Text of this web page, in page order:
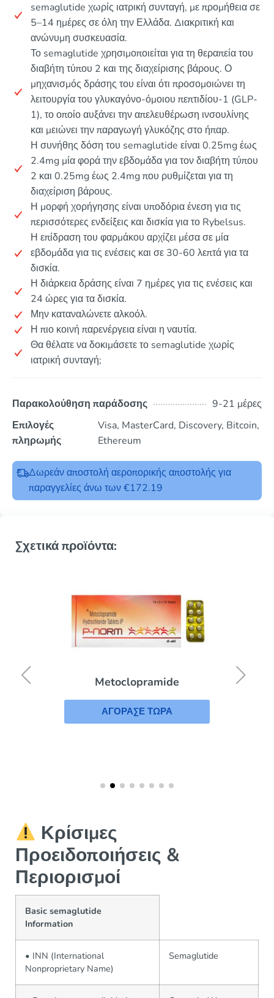
semaglutide χωρίς ιατρική συνταγή, με προμήθεια σε
5–14 ημέρες σε όλη την Ελλάδα. Διακριτική και
ανώνυμη συσκευασία.
Το semaglutide χρησιμοποιείται για τη θεραπεία του
διαβήτη τύπου 2 και της διαχείρισης βάρους. Ο
μηχανισμός δράσης του είναι ότι προσομοιώνει τη
λειτουργία του γλυκαγόνο-όμοιου πεπτιδίου-1 (GLP-
1), το οποίο αυξάνει την απελευθέρωση ινσουλίνης
και μειώνει την παραγωγή γλυκόζης στο ήπαρ.
Η συνήθης δόση του semaglutide είναι 0.25mg έως
2.4mg μία φορά την εβδομάδα για τον διαβήτη τύπου
2 και 0.25mg έως 2.4mg που ρυθμίζεται για τη
διαχείριση βάρους.
Η μορφή χορήγησης είναι υποδόρια ένεση για τις
περισσότερες ενδείξεις και δισκία για το Rybelsus.
Η επίδραση του φαρμάκου αρχίζει μέσα σε μία
εβδομάδα για τις ενέσεις και σε 30-60 λεπτά για τα
δισκία.
Η διάρκεια δράσης είναι 7 ημέρες για τις ενέσεις και
24 ώρες για τα δισκία.
Μην καταναλώνετε αλκοόλ.
Η πιο κοινή παρενέργεια είναι η ναυτία.
Θα θέλατε να δοκιμάσετε το semaglutide χωρίς
ιατρική συνταγή;
Παρακολούθηση παράδοσης
9-21 μέρες
Επιλογές
πληρωμής
Visa, MasterCard, Discovery, Bitcoin,
Ethereum
Δωρεάν αποστολή αεροπορικής αποστολής για
παραγγελίες άνω των €172.19
Σχετικά προϊόντα:
Metoclopramide
ΑΓΟΡΑΣΕ ΤΩΡΑ
Κρίσιμες
Προειδοποιήσεις &
Περιορισμοί
Basic semaglutide
Information
• INN (International
Nonproprietary Name)
Semaglutide